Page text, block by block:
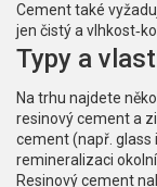
Cement také
jen čistý a
Typy a
Na trhu najdete
resinový cement a
cement (např. glass
remineralizaci
Resinový cement